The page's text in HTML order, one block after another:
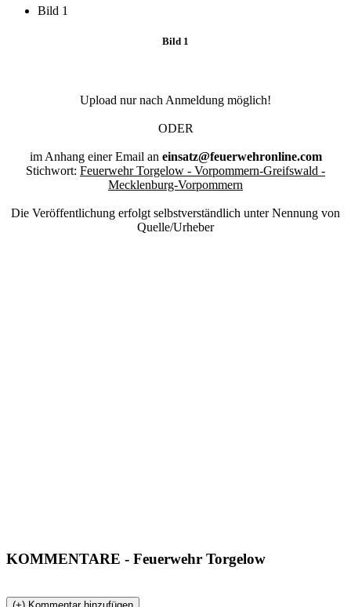
Bild 1
Bild 1
Upload nur nach Anmeldung möglich!
ODER
im Anhang einer Email an einsatz@feuerwehronline.com
Stichwort: Feuerwehr Torgelow - Vorpommern-Greifswald -
Mecklenburg-Vorpommern
Die Veröffentlichung erfolgt selbstverständlich unter Nennung von
Quelle/Urheber
KOMMENTARE - Feuerwehr Torgelow